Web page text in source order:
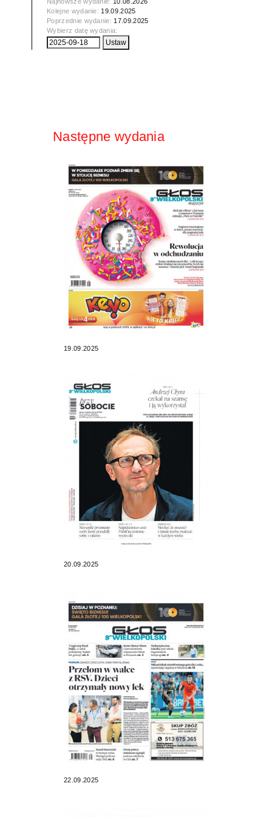
Kolejne wydanie: 19.09.2025
Poprzednie wydanie: 17.09.2025
Wybierz datę wydania:
Następne wydania
19.09.2025
20.09.2025
22.09.2025